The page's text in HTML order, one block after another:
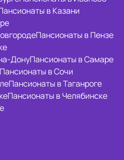
в Казани
Пансионаты в Пензе
ДонуПансионаты в Самаре
Пансионаты в Сочи
Пансионаты в Таганроге
Пансионаты в Челябинске